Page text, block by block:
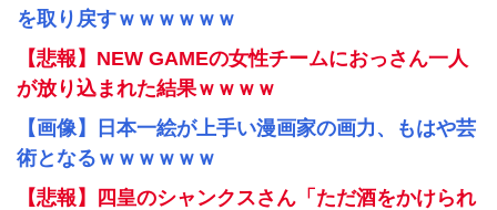
を取り戻すｗｗｗｗｗｗ
【悲報】NEW GAMEの女性チームにおっさん一人
が放り込まれた結果ｗｗｗｗ
【画像】日本一絵が上手い漫画家の画力、もはや芸
術となるｗｗｗｗｗｗ
【悲報】四皇のシャンクスさん「ただ酒をかけられ